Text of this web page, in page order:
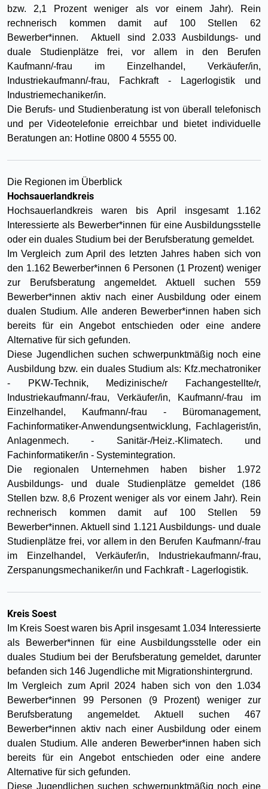
bzw. 2,1 Prozent weniger als vor einem Jahr). Rein
rechnerisch kommen damit auf 100 Stellen 62
Bewerber*innen. Aktuell sind 2.033 Ausbildungs- und
duale Studienplätze frei, vor allem in den Berufen
Kaufmann/-frau im Einzelhandel, Verkäufer/in,
Industriekaufmann/-frau, Fachkraft - Lagerlogistik und
Industriemechaniker/in.
Die Berufs- und Studienberatung ist von überall telefonisch
und per Videotelefonie erreichbar und bietet individuelle
Beratungen an: Hotline 0800 4 5555 00.
Die Regionen im Überblick
Hochsauerlandkreis
Hochsauerlandkreis waren bis April insgesamt 1.162
Interessierte als Bewerber*innen für eine Ausbildungsstelle
oder ein duales Studium bei der Berufsberatung gemeldet.
Im Vergleich zum April des letzten Jahres haben sich von
den 1.162 Bewerber*innen 6 Personen (1 Prozent) weniger
zur Berufsberatung angemeldet. Aktuell suchen 559
Bewerber*innen aktiv nach einer Ausbildung oder einem
dualen Studium. Alle anderen Bewerber*innen haben sich
bereits für ein Angebot entschieden oder eine andere
Alternative für sich gefunden.
Diese Jugendlichen suchen schwerpunktmäßig noch eine
Ausbildung bzw. ein duales Studium als: Kfz.mechatroniker
- PKW-Technik, Medizinische/r Fachangestellte/r,
Industriekaufmann/-frau, Verkäufer/in, Kaufmann/-frau im
Einzelhandel, Kaufmann/-frau - Büromanagement,
Fachinformatiker-Anwendungsentwicklung, Fachlagerist/in,
Anlagenmech. - Sanitär-/Heiz.-Klimatech. und
Fachinformatiker/in - Systemintegration.
Die regionalen Unternehmen haben bisher 1.972
Ausbildungs- und duale Studienplätze gemeldet (186
Stellen bzw. 8,6 Prozent weniger als vor einem Jahr). Rein
rechnerisch kommen damit auf 100 Stellen 59
Bewerber*innen. Aktuell sind 1.121 Ausbildungs- und duale
Studienplätze frei, vor allem in den Berufen Kaufmann/-frau
im Einzelhandel, Verkäufer/in, Industriekaufmann/-frau,
Zerspanungsmechaniker/in und Fachkraft - Lagerlogistik.
Kreis Soest
Im Kreis Soest waren bis April insgesamt 1.034 Interessierte
als Bewerber*innen für eine Ausbildungsstelle oder ein
duales Studium bei der Berufsberatung gemeldet, darunter
befanden sich 146 Jugendliche mit Migrationshintergrund.
Im Vergleich zum April 2024 haben sich von den 1.034
Bewerber*innen 99 Personen (9 Prozent) weniger zur
Berufsberatung angemeldet. Aktuell suchen 467
Bewerber*innen aktiv nach einer Ausbildung oder einem
dualen Studium. Alle anderen Bewerber*innen haben sich
bereits für ein Angebot entschieden oder eine andere
Alternative für sich gefunden.
Diese Jugendlichen suchen schwerpunktmäßig noch eine